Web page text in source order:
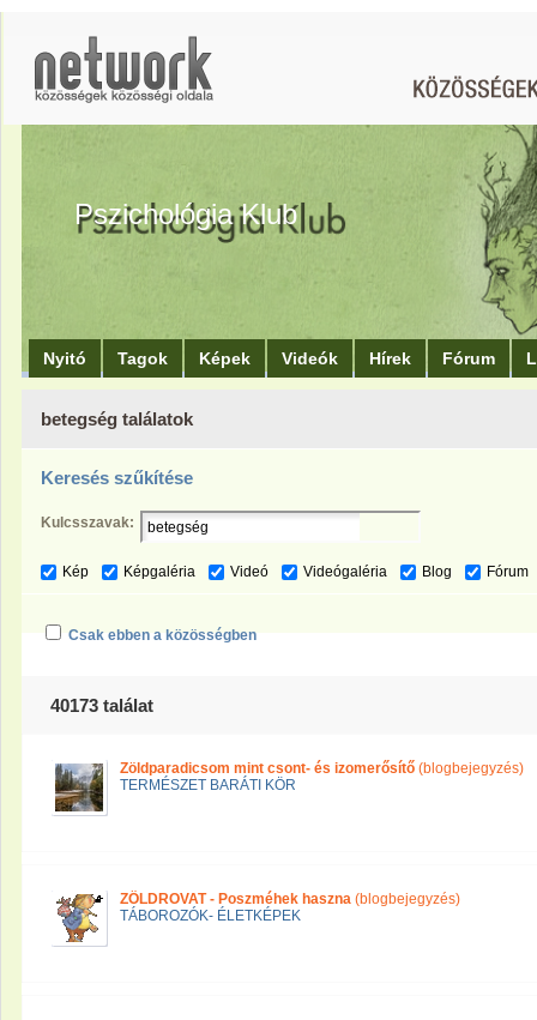
Pszichológia Klub
Nyitó Tagok Képek Videók Hírek Fórum
betegség találatok
Keresés szűkítése
Kulcsszavak:
Kép Képgaléria Videó Videógaléria Blog Fórum
Csak ebben a közösségben
40173 találat
Zöldparadicsom mint csont- és izomerősítő (blogbejegyzés)
TERMÉSZET BARÁTI KÖR
ZÖLDROVAT - Poszméhek haszna (blogbejegyzés)
TÁBOROZÓK- ÉLETKÉPEK